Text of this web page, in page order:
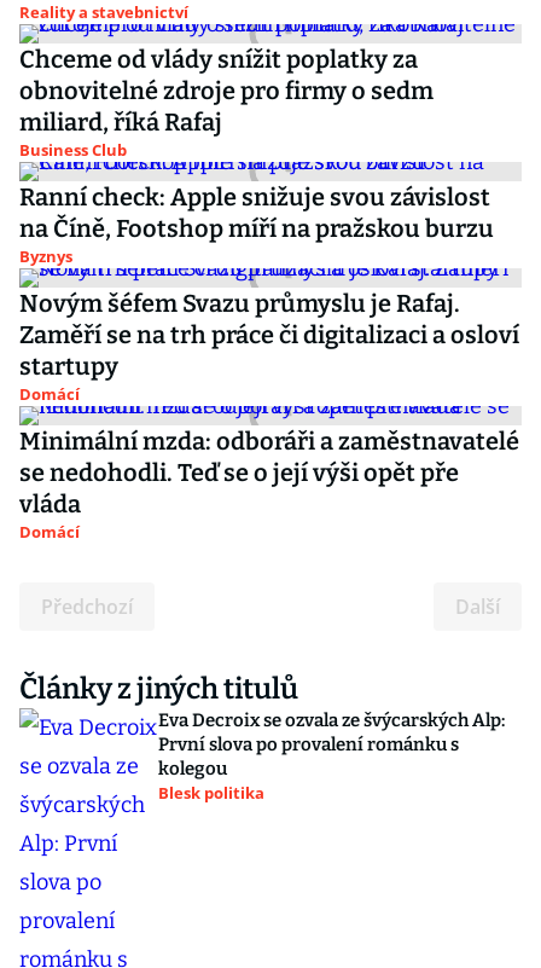
Reality a stavebnictví
Chceme od vlády snížit poplatky za
obnovitelné zdroje pro firmy o sedm
miliard, říká Rafaj
Business Club
Ranní check: Apple snižuje svou závislost
na Číně, Footshop míří na pražskou burzu
Byznys
Novým šéfem Svazu průmyslu je Rafaj.
Zaměří se na trh práce či digitalizaci a osloví
startupy
Domácí
Minimální mzda: odboráři a zaměstnavatelé
se nedohodli. Teď se o její výši opět pře
vláda
Domácí
Předchozí Další
Články z jiných titulů
Eva Decroix se ozvala ze švýcarských Alp:
První slova po provalení románku s
kolegou
Blesk politika